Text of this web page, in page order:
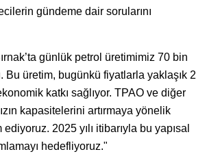
gündeme dair sorularını
günlük petrol üretimimiz 70 bin
Bu üretim, bugünkü fiyatlarla yaklaşık 2
katkı sağlıyor. TPAO ve diğer
kapasitelerini artırmaya yönelik
2025 yılı itibarıyla bu yapısal
hedefliyoruz."